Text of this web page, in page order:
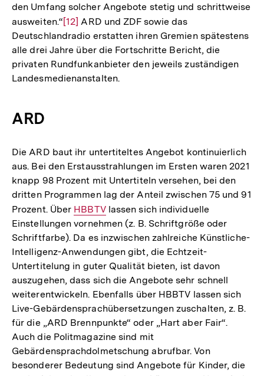
den Umfang solcher Angebote stetig und schrittweise
ausweiten.“Zur
Auflösung
der
Fußnote
[12] ARD und ZDF sowie das
Deutschlandradio erstatten ihren Gremien spätestens
alle drei Jahre über die Fortschritte Bericht, die
privaten Rundfunkanbieter den jeweils zuständigen
Landesmedienanstalten.
ARD
Die ARD baut ihr untertiteltes Angebot kontinuierlich
aus. Bei den Erstausstrahlungen im Ersten waren 2021
knapp 98 Prozent mit Untertiteln versehen, bei den
dritten Programmen lag der Anteil zwischen 75 und 91
Prozent. Über Interner
Link:
HBBTVlassen sich individuelle
Einstellungen vornehmen (z. B. Schriftgröße oder
Schriftfarbe). Da es inzwischen zahlreiche Künstliche-
Intelligenz-Anwendungen gibt, die Echtzeit-
Untertitelung in guter Qualität bieten, ist davon
auszugehen, dass sich die Angebote sehr schnell
weiterentwickeln. Ebenfalls über HBBTV lassen sich
Live-Gebärdensprachübersetzungen zuschalten, z. B.
für die „ARD Brennpunkte“ oder „Hart aber Fair“.
Auch die Politmagazine sind mit
Gebärdensprachdolmetschung abrufbar. Von
besonderer Bedeutung sind Angebote für Kinder, die